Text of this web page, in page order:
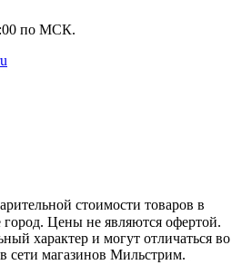
по МСК.
стоимости товаров в
Цены не являются офертой.
характер и могут отличаться во
сети магазинов Мильстрим.